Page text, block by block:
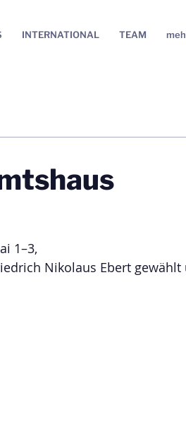
INTERNATIONAL TEAM
1–3,
Nikolaus Ebert gewählt